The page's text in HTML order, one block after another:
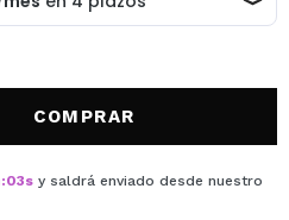
COMPRAR
:03s y saldrá enviado desde nuestro